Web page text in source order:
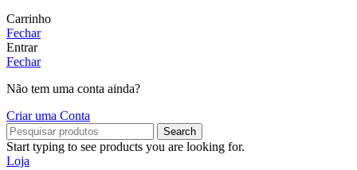
Carrinho
Fechar
Entrar
Fechar
Não tem uma conta ainda?
Criar uma Conta
Search
Start typing to see products you are looking for.
Loja